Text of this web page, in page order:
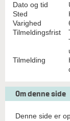
Dato og tid
Sted
Varighed
Tilmeldingsfrist
Tilmelding
Om denne side
Denne side er